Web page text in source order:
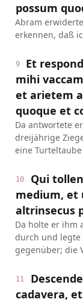
possum
Abram
erkennen, daß
9
Et
mihi
et arietem
quoque et
Da antwortete
dreijährige
eine
10
Qui
medium, et
altrinsecus
Da holte er ihm
durch und legte
gegenüber; die
11
cadavera,